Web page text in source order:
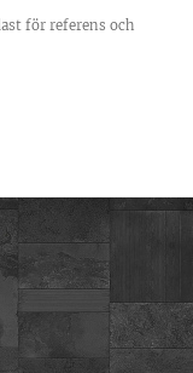
för referens och